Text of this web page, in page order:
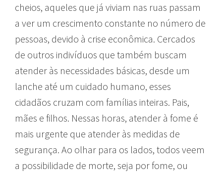
cheios, aqueles que já viviam nas ruas passam
a ver um crescimento constante no número de
pessoas, devido à crise econômica. Cercados
de outros indivíduos que também buscam
atender às necessidades básicas, desde um
lanche até um cuidado humano, esses
cidadãos cruzam com famílias inteiras. Pais,
mães e filhos. Nessas horas, atender à fome é
mais urgente que atender às medidas de
segurança. Ao olhar para os lados, todos veem
a possibilidade de morte, seja por fome, ou